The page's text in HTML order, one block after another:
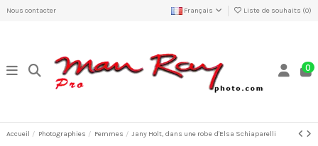
Nous contacter Français Liste de souhaits (0)
0
Accueil Photographies Femmes Jany Holt, dans une robe d'Elsa Schiaparelli